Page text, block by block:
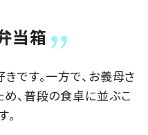
当箱
です。一方で、お義母さ
、普段の食卓に並ぶこ